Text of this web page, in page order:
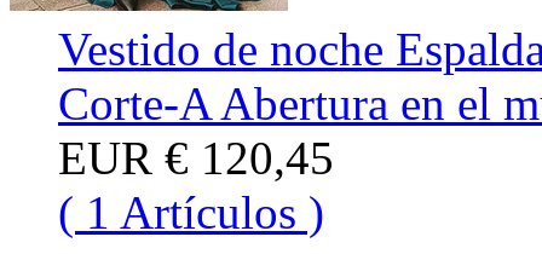
Vestido de noche
Corte-A Abertura en el
EUR € 120,45
( 1 Artículos )